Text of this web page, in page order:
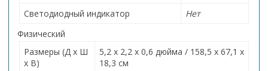
Светодиодный индикатор
Нет
Физический
Размеры (Д x Ш
x В)
5,2 x 2,2 x 0,6 дюйма / 158,5 x 67,1 x
18,3 см